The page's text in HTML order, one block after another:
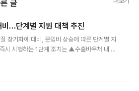
글
…단계별 지원 대책 추진
장기화에 대비, 운임비 상승에 따른 단계별 지
시 시행하는 1단계 조치는 ▲수출바우처 내 물
터 긴급 지원(36억원, 233개사) ▲미주‧유럽